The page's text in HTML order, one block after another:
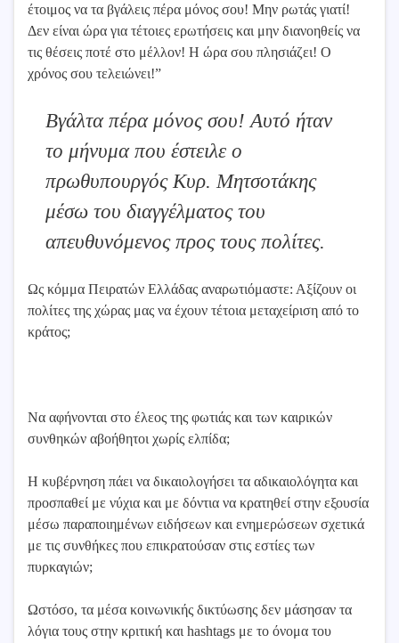
έτοιμος να τα βγάλεις πέρα μόνος σου! Μην ρωτάς γιατί!
Δεν είναι ώρα για τέτοιες ερωτήσεις και μην διανοηθείς να
τις θέσεις ποτέ στο μέλλον! Η ώρα σου πλησιάζει! Ο
χρόνος σου τελειώνει!”
Βγάλτα πέρα μόνος σου! Αυτό ήταν
το μήνυμα που έστειλε ο
πρωθυπουργός Κυρ. Μητσοτάκης
μέσω του διαγγέλματος του
απευθυνόμενος προς τους πολίτες.
Ως κόμμα Πειρατών Ελλάδας αναρωτιόμαστε: Αξίζουν οι
πολίτες της χώρας μας να έχουν τέτοια μεταχείριση από το
κράτος;
Να αφήνονται στο έλεος της φωτιάς και των καιρικών
συνθηκών αβοήθητοι χωρίς ελπίδα;
Η κυβέρνηση πάει να δικαιολογήσει τα αδικαιολόγητα και
προσπαθεί με νύχια και με δόντια να κρατηθεί στην εξουσία
μέσω παραποιημένων ειδήσεων και ενημερώσεων σχετικά
με τις συνθήκες που επικρατούσαν στις εστίες των
πυρκαγιών;
Ωστόσο, τα μέσα κοινωνικής δικτύωσης δεν μάσησαν τα
λόγια τους στην κριτική και hashtags με το όνομα του